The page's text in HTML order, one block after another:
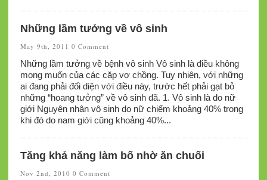
Những lầm tưởng về vô sinh
May 9th, 2011 0 Comment
Những lầm tưởng về bệnh vô sinh Vô sinh là điều không
mong muốn của các cặp vợ chồng. Tuy nhiên, với những
ai đang phải đối diện với điều này, trước hết phải gạt bỏ
những “hoang tưởng” về vô sinh đã. 1. Vô sinh là do nữ
giới Nguyên nhân vô sinh do nữ chiếm khoảng 40% trong
khi đó do nam giới cũng khoảng 40%...
Tăng khả năng làm bố nhờ ăn chuối
Nov 2nd, 2010 0 Comment